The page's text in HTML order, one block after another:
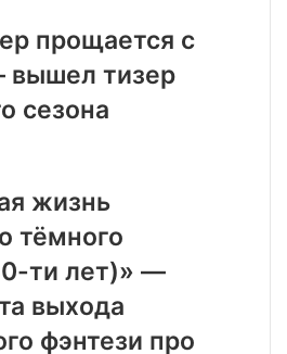
прощается с
вышел тизер
сезона
жизнь
тёмного
ти лет)» —
выхода
фэнтези про